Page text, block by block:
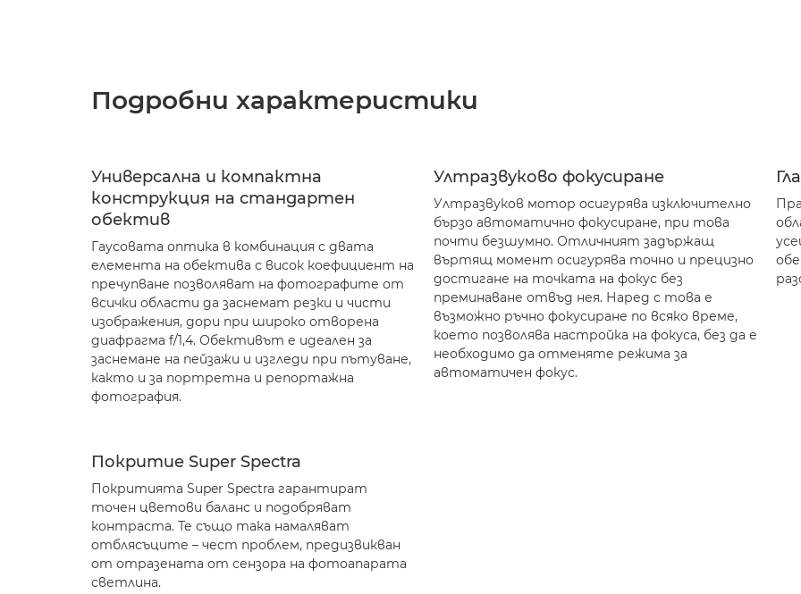
Подробни характеристики
Универсална и компактна
конструкция на стандартен
обектив
Гаусовата оптика в комбинация с двата
елемента на обектива с висок коефициент на
пречупване позволяват на фотографите от
всички области да заснемат резки и чисти
изображения, дори при широко отворена
диафрагма f/1,4. Обективът е идеален за
заснемане на пейзажи и изгледи при пътуване,
както и за портретна и репортажна
фотография.
Ултразвуково фокусиране
Ултразвуков мотор осигурява изключително
бързо автоматично фокусиране, при това
почти безшумно. Отличният задържащ
въртящ момент осигурява точно и прецизно
достигане на точката на фокус без
преминаване отвъд нея. Наред с това е
възможно ръчно фокусиране по всяко време,
което позволява настройка на фокуса, без да е
необходимо да отменяте режима за
автоматичен фокус.
Покритие Super Spectra
Покритията Super Spectra гарантират
точен цветови баланс и подобряват
контраста. Те също така намаляват
отблясъците – чест проблем, предизвикван
от отразената от сензора на фотоапарата
светлина.